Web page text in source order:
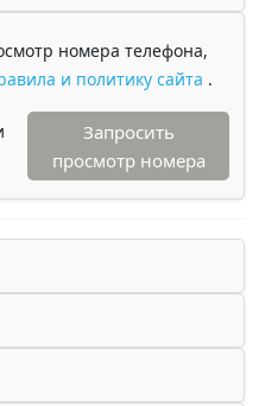
номера телефона,
и политику сайта .
Запросить
просмотр номера